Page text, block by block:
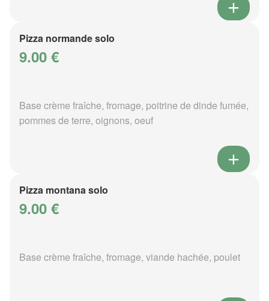
Pizza normande solo
9.00 €
Base crème fraîche, fromage, poitrine de dinde fumée,
pommes de terre, oignons, oeuf
Pizza montana solo
9.00 €
Base crème fraîche, fromage, viande hachée, poulet